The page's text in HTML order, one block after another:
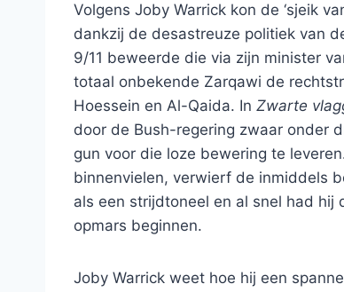
Volgens Joby Warrick kon de ‘sjeik
dankzij de desastreuze politiek van
9/11 beweerde die via zijn minister
totaal onbekende Zarqawi de
Hoessein en Al-Qaida. In Zwarte
door de Bush-regering zwaar onder
gun voor die loze bewering te
binnenvielen, verwierf de inmiddels
als een strijdtoneel en al snel had hij
opmars beginnen.
Joby Warrick weet hoe hij een